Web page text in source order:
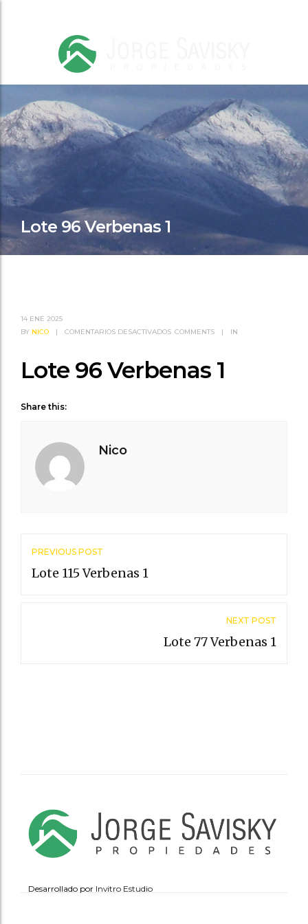
Lote 96 Verbenas 1
14 ENE 2025
BY NICO | COMENTARIOS DESACTIVADOSEN
VERBENAS
COMMENTS | IN
Lote 96 Verbenas 1
Share this:
Nico
navigation
PREVIOUS POST
Lote 115 Verbenas 1
NEXT POST
Lote 77 Verbenas 1
Desarrollado por Invitro Estudio